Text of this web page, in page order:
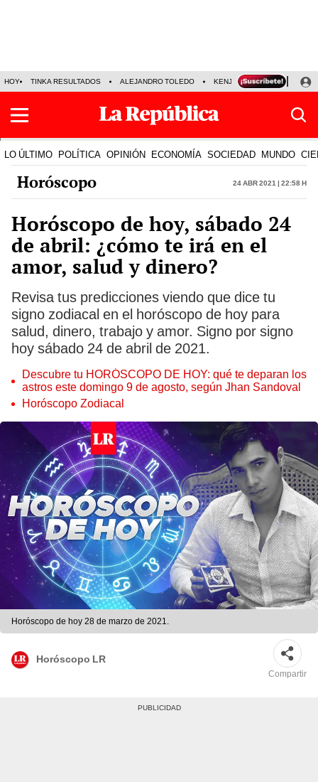
HOY TINKA RESULTADOS ALEJANDRO TOLEDO KENJI FUJIMORI
LO ÚLTIMO POLÍTICA OPINIÓN ECONOMÍA SOCIEDAD MUNDO
Horóscopo 24 Abr 2021 | 22:58 h
Horóscopo de hoy, sábado 24
de abril: ¿cómo te irá en el
amor, salud y dinero?
Revisa tus predicciones viendo que dice tu
signo zodiacal en el horóscopo de hoy para
salud, dinero, trabajo y amor. Signo por signo
hoy sábado 24 de abril de 2021.
Descubre tu HORÓSCOPO DE HOY: qué te deparan los
astros este domingo 9 de agosto, según Jhan Sandoval
Horóscopo Zodiacal
Horóscopo de hoy 28 de marzo de 2021.
Horóscopo LR
Compartir